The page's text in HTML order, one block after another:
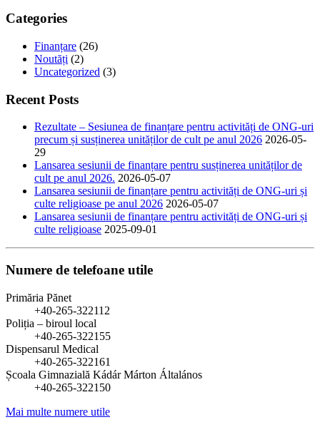
Categories
Finanțare (26)
Noutăți (2)
Uncategorized (3)
Recent Posts
Rezultate – Sesiunea de finanțare pentru activități de ONG-uri
precum și susținerea unităților de cult pe anul 2026 2026-05-
29
Lansarea sesiunii de finanțare pentru susținerea unităților de
cult pe anul 2026. 2026-05-07
Lansarea sesiunii de finanțare pentru activități de ONG-uri și
culte religioase pe anul 2026 2026-05-07
Lansarea sesiunii de finanțare pentru activități de ONG-uri și
culte religioase 2025-09-01
Numere de telefoane utile
Primăria Pănet
+40-265-322112
Poliția – biroul local
+40-265-322155
Dispensarul Medical
+40-265-322161
Școala Gimnazială Kádár Márton Általános
+40-265-322150
Mai multe numere utile